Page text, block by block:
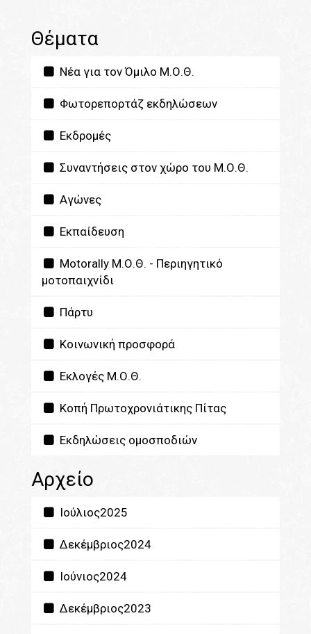
Θέματα
Νέα για τον Όμιλο Μ.Ο.Θ.
Φωτορεπορτάζ εκδηλώσεων
Εκδρομές
Συναντήσεις στον χώρο του Μ.Ο.Θ.
Αγώνες
Εκπαίδευση
Motorally Μ.Ο.Θ. - Περιηγητικό
μοτοπαιχνίδι
Πάρτυ
Κοινωνική προσφορά
Εκλογές Μ.Ο.Θ.
Κοπή Πρωτοχρονιάτικης Πίτας
Εκδηλώσεις ομοσποδιών
Αρχείο
Ιούλιος2025
Δεκέμβριος2024
Ιούνιος2024
Δεκέμβριος2023